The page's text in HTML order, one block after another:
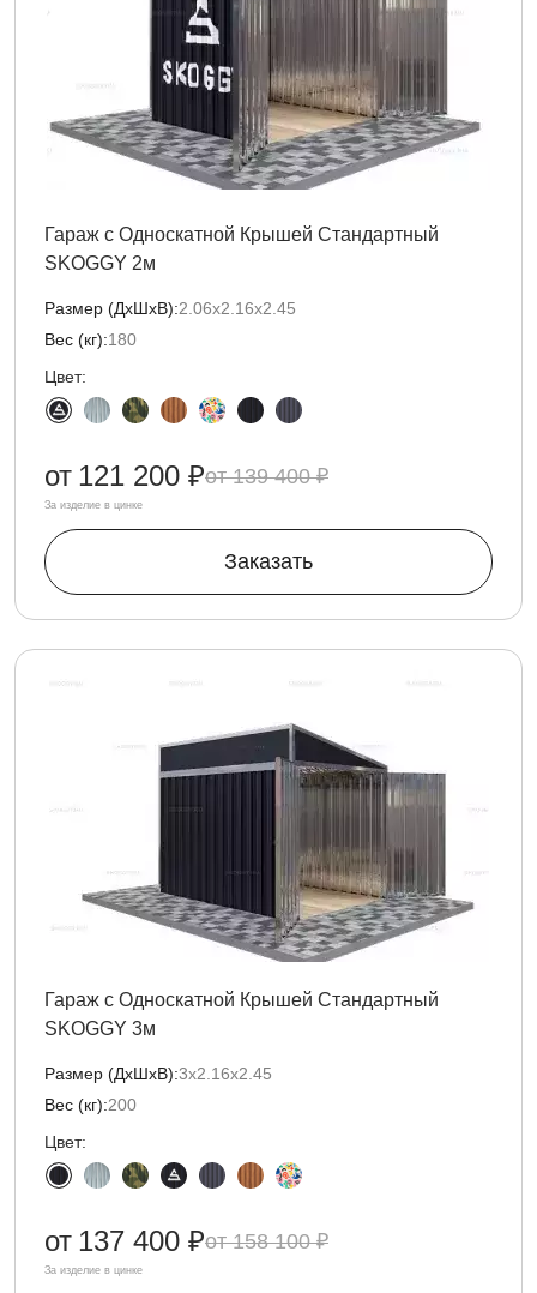
Гараж с Односкатной Крышей Стандартный
SKOGGY 2м
Размер (ДxШxВ):2.06х2.16х2.45
Вес (кг):180
Цвет:
139 400 ₽
от 121 200 ₽
За изделие в цинке
Заказать
Гараж с Односкатной Крышей Стандартный
SKOGGY 3м
Размер (ДxШxВ):3х2.16х2.45
Вес (кг):200
Цвет:
158 100 ₽
от 137 400 ₽
За изделие в цинке